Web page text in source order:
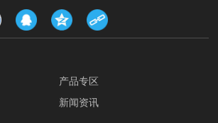
产品专区
新闻资讯